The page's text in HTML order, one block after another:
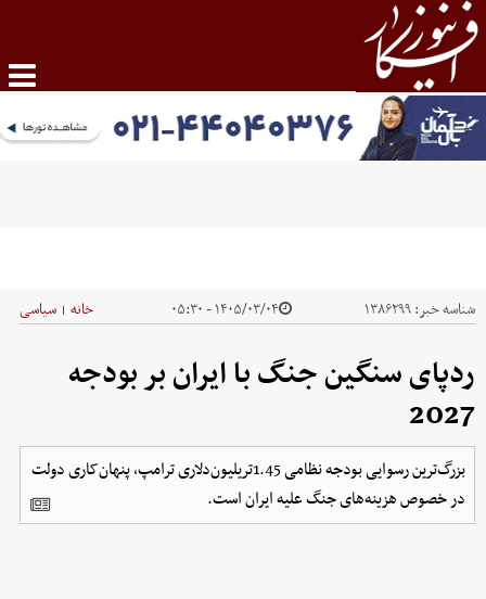
شناسه خبر:۱۳۸۶۲۹۹ ۱۴۰۵/۰۳/۰۴ - ۰۵:۳۰ خانه | سیاسی
ردپای سنگین جنگ با ایران بر بودجه
2027
بزرگ‌ترین رسوایی بودجه نظامی 1.45تریلیون‌دلاری ترامپ، پنهان‌کاری دولت
در خصوص هزینه‌های جنگ علیه ایران است.